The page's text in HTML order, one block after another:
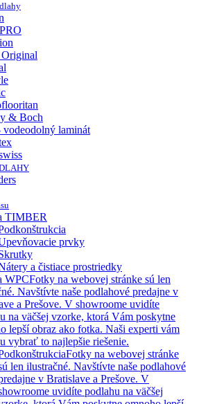
& Boch
laminát
TIMBER
prvky
a čistiace prostriedky
WPCFotky na webovej stránke sú len
Navštívte naše podlahové predajne v
a Prešove. V showroome uvidíte
na väčšej vzorke, ktorá Vám poskytne
lepší obraz ako fotka. Naši experti vám
vybrať to najlepšie riešenie.
Fotky na webovej stránke
len ilustračné. Navštívte naše podlahové
v Bratislave a Prešove. V
uvidíte podlahu na väčšej